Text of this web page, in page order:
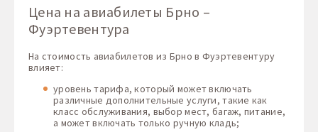
Цена на авиабилеты Брно –
Фуэртевентура
На стоимость авиабилетов из Брно в Фуэртевентуру
влияет:
уровень тарифа, который может включать
различные дополнительные услуги, такие как
класс обслуживания, выбор мест, багаж, питание,
а может включать только ручную кладь;